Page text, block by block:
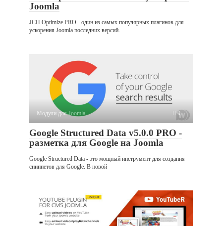
Joomla
JCH Optimize PRO - один из самых популярных плагинов для
ускорения Joomla последних версий.
Модули для Joomla 0
Google Structured Data v5.0.0 PRO -
разметка для Google на Joomla
Google Structured Data - это мощный инструмент для создания
сниппетов для Google. В новой